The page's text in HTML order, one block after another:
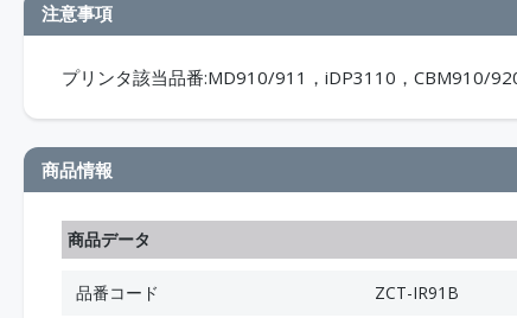
注意事項
プリンタ該当品番:MD910/911，iDP3110，CBM910/
商品情報
商品データ
品番コード
ZCT-IR91B